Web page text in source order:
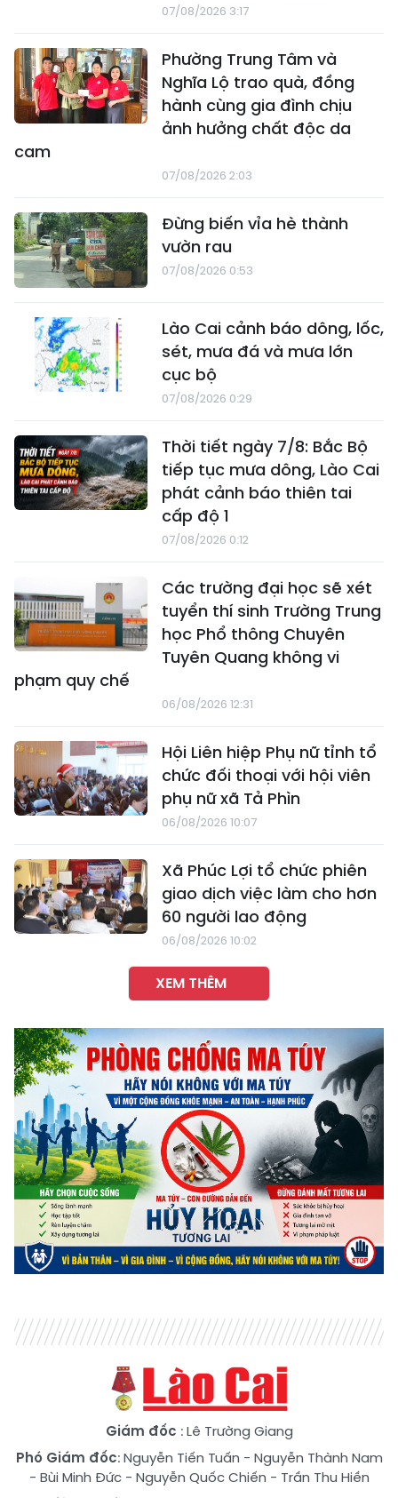
07/08/2026 3:17
Phường Trung Tâm và
Nghĩa Lộ trao quà, đồng
hành cùng gia đình chịu
ảnh hưởng chất độc da
cam
07/08/2026 2:03
Đừng biến vỉa hè thành
vườn rau
07/08/2026 0:53
Lào Cai cảnh báo dông, lốc,
sét, mưa đá và mưa lớn
cục bộ
07/08/2026 0:29
Thời tiết ngày 7/8: Bắc Bộ
tiếp tục mưa dông, Lào Cai
phát cảnh báo thiên tai
cấp độ 1
07/08/2026 0:12
Các trường đại học sẽ xét
tuyển thí sinh Trường Trung
học Phổ thông Chuyên
Tuyên Quang không vi
phạm quy chế
06/08/2026 12:31
Hội Liên hiệp Phụ nữ tỉnh tổ
chức đối thoại với hội viên
phụ nữ xã Tả Phìn
06/08/2026 10:07
Xã Phúc Lợi tổ chức phiên
giao dịch việc làm cho hơn
60 người lao động
06/08/2026 10:02
XEM THÊM
Giám đốc : Lê Trường Giang
Phó Giám đốc:Nguyễn Tiến Tuấn - Nguyễn Thành Nam
- Bùi Minh Đức- Nguyễn Quốc Chiến - Trần Thu Hiền